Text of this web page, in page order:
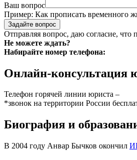
Ваш вопрос
Пример: Как прописать временного
Задайте вопрос
Отправляя вопрос, даю согласие, что
Не можете ждать?
Набирайте номер телефона:
Онлайн-консультация
Телефон горячей линии юриста –
*звонок на территории России
Биография и
В 2004 году Анвар Бычков окончил